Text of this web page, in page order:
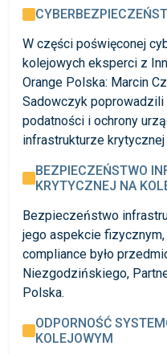
W części poświęconej
kolejowych eksperci z
Orange Polska: Marcin
Sadowczyk
podatności i ochrony
infrastrukturze krytycznej
BEZPIECZEŃSTWO
KRYTYCZNEJ NA
Bezpieczeństwo
jego aspekcie
compliance było
Niezgodzińskiego,
Polska.
ODPORNOŚĆ
KOLEJOWYM